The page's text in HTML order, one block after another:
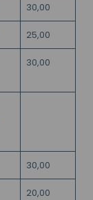
30,00
25,00
30,00
30,00
20,00